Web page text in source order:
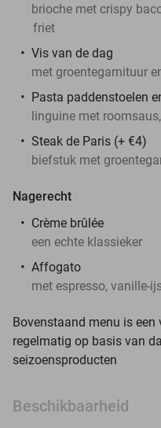
brioche met crispy
friet
Vis van de dag
met groentegarnituur
Pasta paddenstoelen
linguine met
Steak de Paris (+ €4)
biefstuk met
Nagerecht
Crème brûlée
een echte klassieker
Affogato
met espresso, vanille-
Bovenstaand menu is
regelmatig op basis van
seizoensproducten
Beschikbaarheid